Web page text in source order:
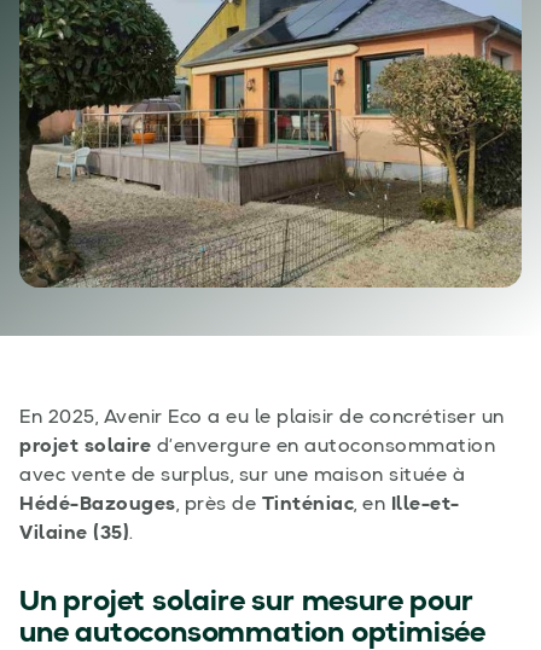
En 2025, Avenir Eco a eu le plaisir de concrétiser un
projet solaire d’envergure en autoconsommation
avec vente de surplus, sur une maison située à
Hédé-Bazouges, près de Tinténiac, en Ille-et-
Vilaine (35).
Un projet solaire sur mesure pour
une autoconsommation optimisée